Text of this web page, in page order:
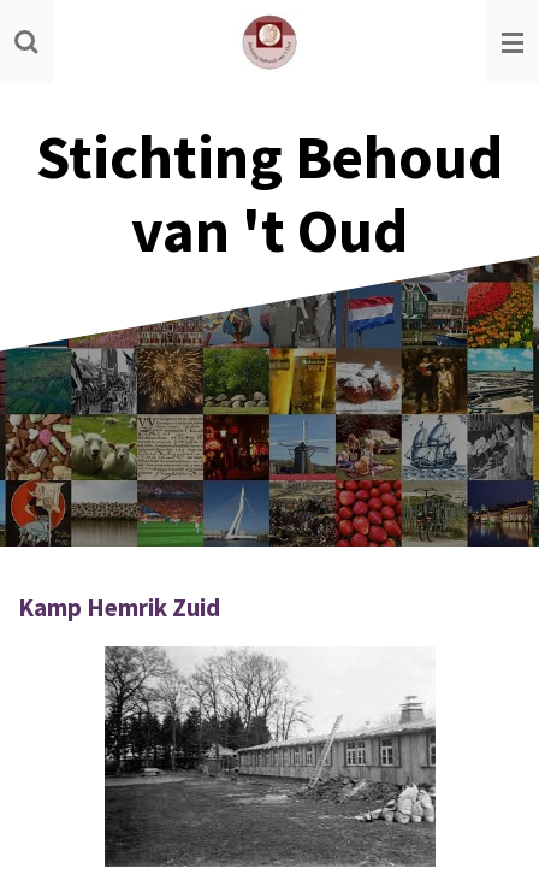
Ga
direct
hoofdinhoud
Stichting Behoud
van 't Oud
Kamp Hemrik Zuid